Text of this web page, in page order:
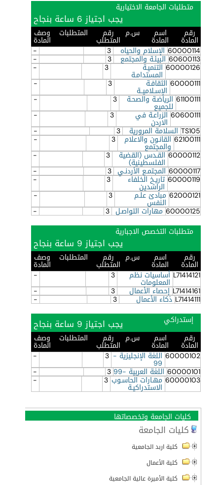
متطلبات الجامعة الاختيارية
يجب اجتياز 6 ساعة بنجاح
رقم
المادة
اسم
المادة
س.م رقم
المتطلب
المتطلبات وصف
المادة
60000114 الإسلام والحياه 3
-
60600113 البيئـة والمجتمع 3
-
60000126 التنميـة
المستدامـة
3
-
60000111 الثقافـة
الإسـلاميــة
3
-
61100111 الرياضـة والصحـة
للجميع
3
-
60600111 الزراعـة في
الاردن
3
-
TS105 السلامة المرورية 3
-
62100111 القانـون والاعلام
والمجتمع
3
-
60000112 القـدس (القضية
الفلسطينية)
3
-
60000117 المجتمـع الأردنـي 3
-
60000119 تاريـخ الخلفاء
الراشدين
3
-
62000121 مبادئ علـم
النفس
3
-
60000125 مهارات التواصـل 3
-
متطلبات التخصص الاجبارية
يجب اجتياز 9 ساعة بنجاح
رقم
المادة
اسم
المادة
س.م رقم
المتطلب
المتطلبات وصف
المادة
L71414121 أساسيات نظم
المعلومات
3
-
L71414161 إحصاء الأعمال 3
-
L71414111 ذكاء الأعمال 3
-
إستدراكي
يجب اجتياز 9 ساعة بنجاح
رقم
المادة
اسم
المادة
س.م رقم
المتطلب
المتطلبات وصف
المادة
60000102 اللغة الإنجليزية -
99
3
-
60000101 اللغة العربية -99 3
-
60000103 مهـارات الحاسـوب
الاستدراكيـة
3
-
كليات الجامعة وتخصصاتها
كليات الجامعة
كلية اربد الجامعية
كلية الأعمال
كلية الأميرة عالية الجامعية